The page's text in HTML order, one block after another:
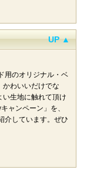
UP ▲
用のオリジナル・ベ
かわいいだけでな
い生地に触れて頂け
ャンペーン」を、
介しています。ぜひ